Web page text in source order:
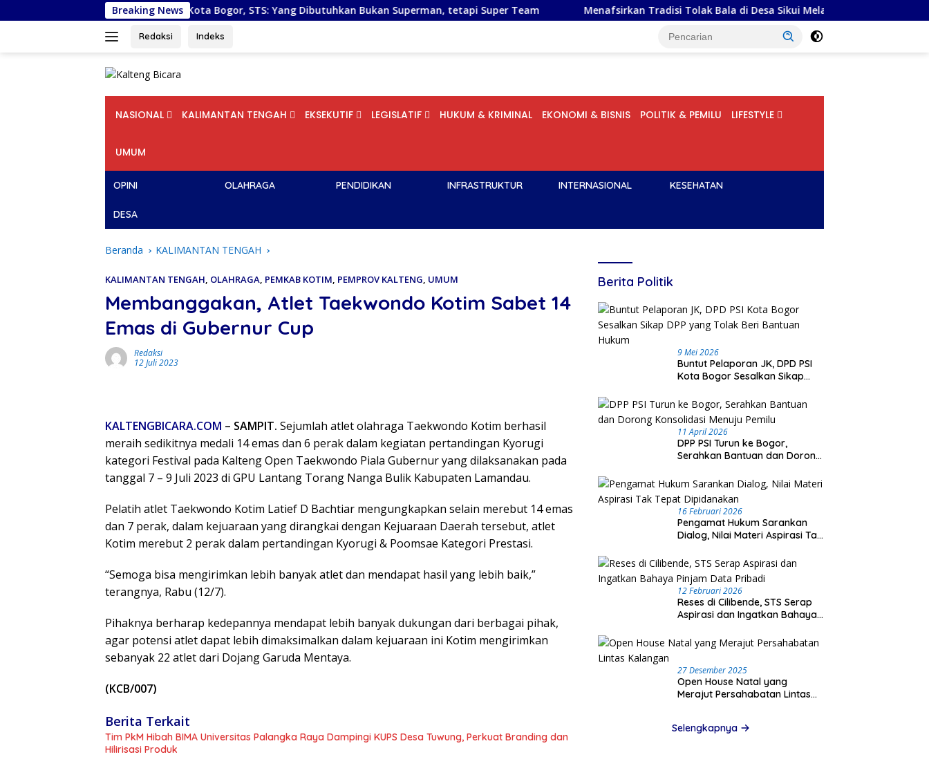
ke
Breaking News
Pelantikan DPD PSI Kota Bogor, STS: Yang Dibutuhkan Bukan Superman, tetapi Super Team Menafsirkan Tradisi Tolak Bala di Desa Sikui Melalui Perspektif Sosiologi
Redaksi Indeks
NASIONAL KALIMANTAN TENGAH EKSEKUTIF LEGISLATIF HUKUM & KRIMINAL EKONOMI & BISNIS POLITIK & PEMILU LIFESTYLE
UMUM
OPINI OLAHRAGA PENDIDIKAN INFRASTRUKTUR INTERNASIONAL KESEHATAN
DESA
Beranda KALIMANTAN TENGAH
KALIMANTAN TENGAH, OLAHRAGA, PEMKAB KOTIM, PEMPROV KALTENG, UMUM
Membanggakan, Atlet Taekwondo Kotim Sabet 14
Emas di Gubernur Cup
Redaksi
12 Juli 2023
KALTENGBICARA.COM – SAMPIT. Sejumlah atlet olahraga Taekwondo Kotim berhasil
meraih sedikitnya medali 14 emas dan 6 perak dalam kegiatan pertandingan Kyorugi
kategori Festival pada Kalteng Open Taekwondo Piala Gubernur yang dilaksanakan pada
tanggal 7 – 9 Juli 2023 di GPU Lantang Torang Nanga Bulik Kabupaten Lamandau.
Pelatih atlet Taekwondo Kotim Latief D Bachtiar mengungkapkan selain merebut 14 emas
dan 7 perak, dalam kejuaraan yang dirangkai dengan Kejuaraan Daerah tersebut, atlet
Kotim merebut 2 perak dalam pertandingan Kyorugi & Poomsae Kategori Prestasi.
“Semoga bisa mengirimkan lebih banyak atlet dan mendapat hasil yang lebih baik,”
terangnya, Rabu (12/7).
Pihaknya berharap kedepannya mendapat lebih banyak dukungan dari berbagai pihak,
agar potensi atlet dapat lebih dimaksimalkan dalam kejuaraan ini Kotim mengirimkan
sebanyak 22 atlet dari Dojang Garuda Mentaya.
(KCB/007)
Berita Terkait
Tim PkM Hibah BIMA Universitas Palangka Raya Dampingi KUPS Desa Tuwung, Perkuat Branding dan
Hilirisasi Produk
Berita Politik
9 Mei 2026
Buntut Pelaporan JK, DPD PSI
Kota Bogor Sesalkan Sikap
Hukum
11 April 2026
DPP PSI Turun ke Bogor,
Serahkan Bantuan dan Dorong
16 Februari 2026
Pengamat Hukum Sarankan
Dialog, Nilai Materi Aspirasi Tak
12 Februari 2026
Reses di Cilibende, STS Serap
Aspirasi dan Ingatkan Bahaya
27 Desember 2025
Open House Natal yang
Merajut Persahabatan Lintas
Selengkapnya